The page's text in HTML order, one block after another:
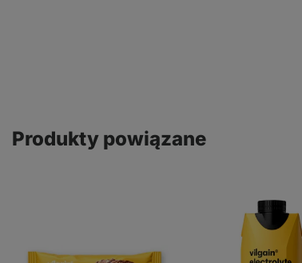
Produkty powiązane